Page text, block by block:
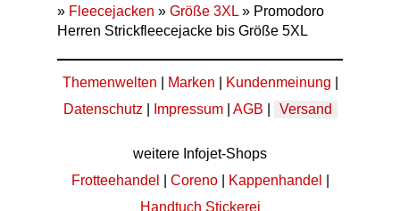
» Fleecejacken » Größe 3XL » Promodoro
Herren Strickfleecejacke bis Größe 5XL
Themenwelten Marken Kundenmeinung
Datenschutz
Impressum| AGB Versand
weitere Infojet-Shops
Frotteehandel
Coreno| Kappenhandel
Handtuch Stickerei